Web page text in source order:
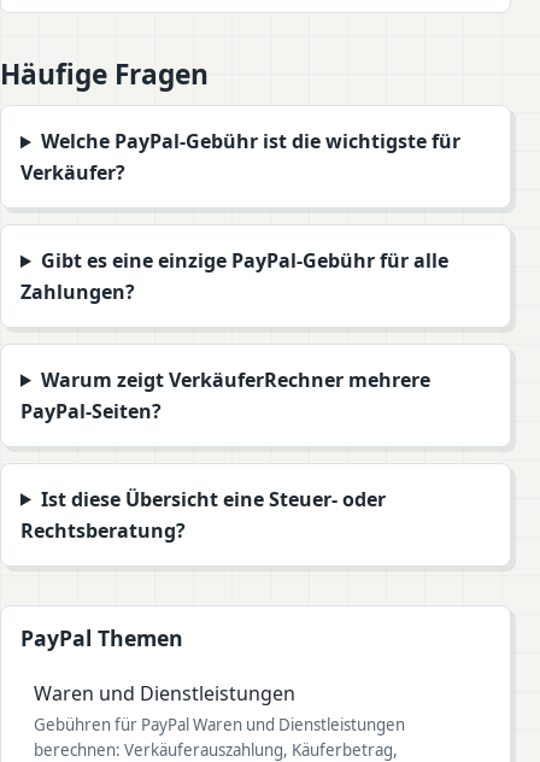
Häufige Fragen
Welche PayPal-Gebühr ist die wichtigste für
Verkäufer?
Gibt es eine einzige PayPal-Gebühr für alle
Zahlungen?
Warum zeigt VerkäuferRechner mehrere
PayPal-Seiten?
Ist diese Übersicht eine Steuer- oder
Rechtsberatung?
PayPal Themen
Waren und Dienstleistungen
Gebühren für PayPal Waren und Dienstleistungen
berechnen: Verkäuferauszahlung, Käuferbetrag,